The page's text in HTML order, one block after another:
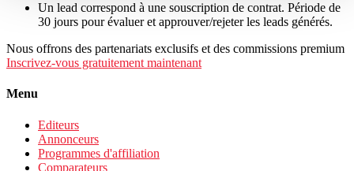
Un lead correspond à une souscription de contrat. Période de
30 jours pour évaluer et approuver/rejeter les leads générés.
Nous offrons des partenariats exclusifs et des commissions premium
Inscrivez-vous gratuitement maintenant
Menu
Editeurs
Annonceurs
Programmes d'affiliation
Comparateurs